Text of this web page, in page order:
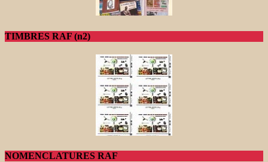
TIMBRES RAF (n2)
NOMENCLATURES RAF